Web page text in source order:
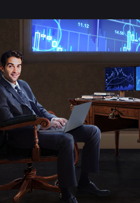
и риска
STARTUP
$3500